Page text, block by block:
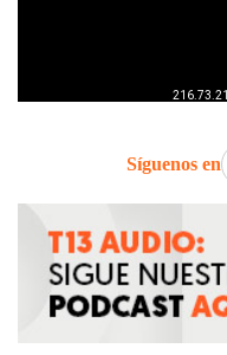
Síguenos en